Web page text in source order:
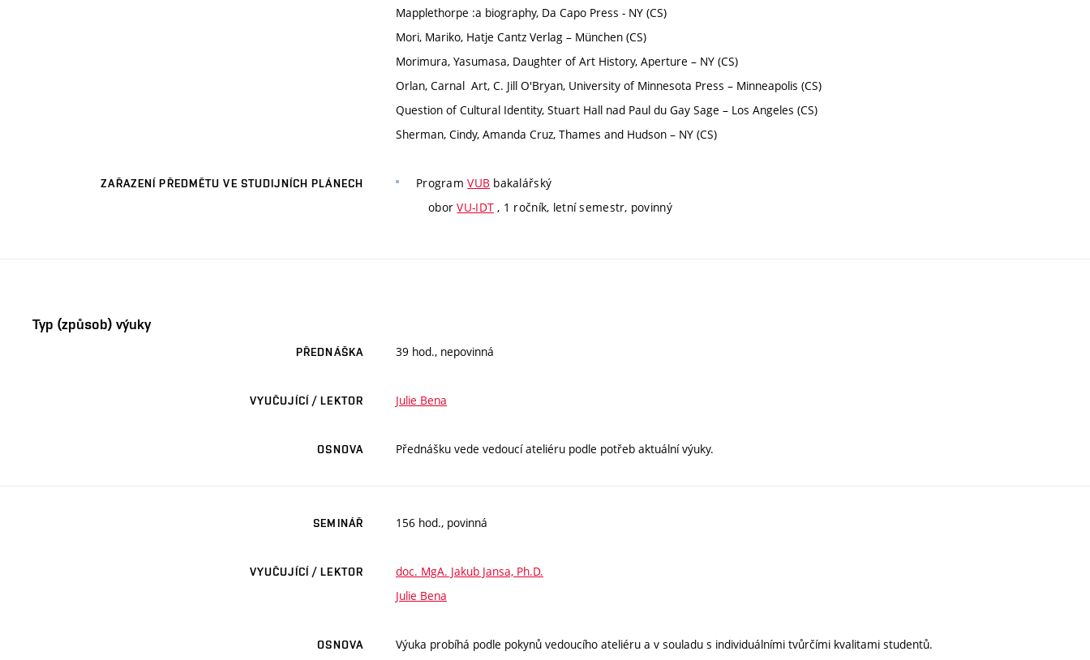
Mapplethorpe :a biography, Da Capo Press - NY (CS)
Mori, Mariko, Hatje Cantz Verlag – München (CS)
Morimura, Yasumasa, Daughter of Art History, Aperture – NY (CS)
Orlan, Carnal Art, C. Jill O'Bryan, University of Minnesota Press – Minneapolis (CS)
Question of Cultural Identity, Stuart Hall nad Paul du Gay Sage – Los Angeles (CS)
Sherman, Cindy, Amanda Cruz, Thames and Hudson – NY (CS)
ZAŘAZENÍ PŘEDMĚTU VE STUDIJNÍCH PLÁNECH ProgramVUB bakalářský
oborVU-IDT , 1 ročník, letní semestr, povinný
Typ (způsob) výuky
PŘEDNÁŠKA 39 hod., nepovinná
VYUČUJÍCÍ / LEKTOR Julie Bena
OSNOVA Přednášku vede vedoucí ateliéru podle potřeb aktuální výuky.
SEMINÁŘ 156 hod., povinná
VYUČUJÍCÍ / LEKTOR
doc. MgA. Jakub Jansa, Ph.D.
Julie Bena
OSNOVA Výuka probíhá podle pokynů vedoucího ateliéru a v souladu s individuálními tvůrčími kvalitami studentů.